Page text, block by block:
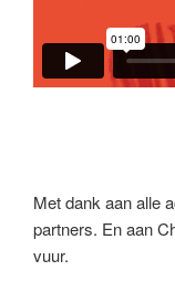
Met dank aan alle
partners. En aan
vuur.